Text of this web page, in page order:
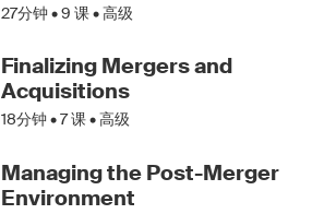
27分钟 •9 课 • 高级
Finalizing Mergers and
Acquisitions
18分钟 •7课 • 高级
Managing the Post-Merger
Environment